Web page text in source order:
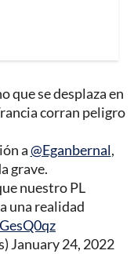
que se desplaza en
corran peligro
a@Eganbernal,
grave.
nuestro PL
una realidad
January 24, 2022